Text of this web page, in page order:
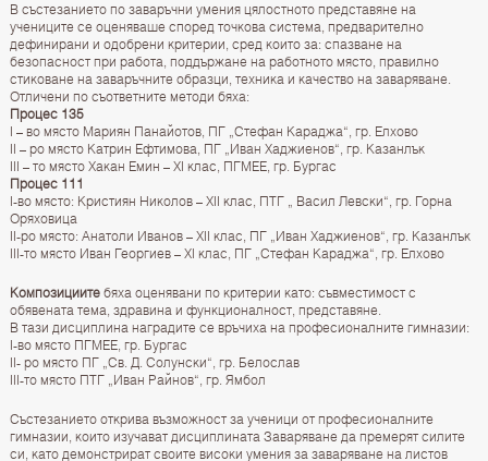
В състезанието по заваръчни умения цялостното представяне на
учениците се оценяваше според точкова система, предварително
дефинирани и одобрени критерии, сред които за: спазване на
безопасност при работа, поддържане на работното място, правилно
стиковане на заваръчните образци, техника и качество на заваряване.
Отличени по съответните методи бяха:
Процес 135
I – во място Мариян Панайотов, ПГ „Стефан Караджа“, гр. Елхово
II – ро място Катрин Ефтимова, ПГ „Иван Хаджиенов“, гр. Казанлък
III – то място Хакан Емин – XI клас, ПГМЕЕ, гр. Бургас
Процес 111
I-во място: Кристиян Николов – XII клас, ПТГ „ Васил Левски“, гр. Горна
Оряховица
II-ро място: Анатоли Иванов – XII клас, ПГ „Иван Хаджиенов“, гр. Казанлък
III-то място Иван Георгиев – XI клас, ПГ „Стефан Караджа“, гр. Елхово
Композициитебяха оценявани по критерии като: съвместимост с
обявената тема, здравина и функционалност, представяне.
В тази дисциплина наградите се връчиха на професионалните гимназии:
I-во място ПГМЕЕ, гр. Бургас
II- ро място ПГ „Св. Д. Солунски“, гр. Белослав
III-то място ПТГ „Иван Райнов“, гр. Ямбол
Състезанието открива възможност за ученици от професионалните
гимназии, които изучават дисциплината Заваряване да премерят силите
си, като демонстрират своите високи умения за заваряване на листов